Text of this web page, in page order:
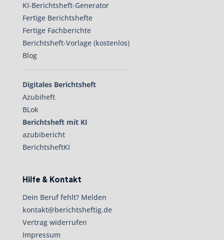
KI-Berichtsheft-Generator
Fertige Berichtshefte
Fertige Fachberichte
Berichtsheft-Vorlage (kostenlos)
Blog
Digitales Berichtsheft
Azubiheft
BLok
Berichtsheft mit KI
azubibericht
BerichtsheftKI
Hilfe & Kontakt
Dein Beruf fehlt? Melden
kontakt@berichtsheftig.de
Vertrag widerrufen
Impressum